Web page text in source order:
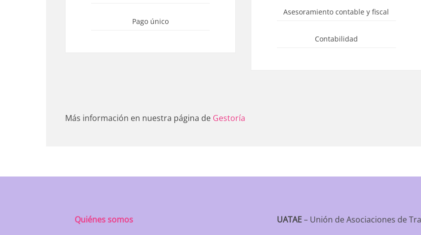
Pago único
Asesoramiento contable y fiscal
Contabilidad
Más información en nuestra página de Gestoría
Quiénes somos
UATAE– Unión de Asociaciones de